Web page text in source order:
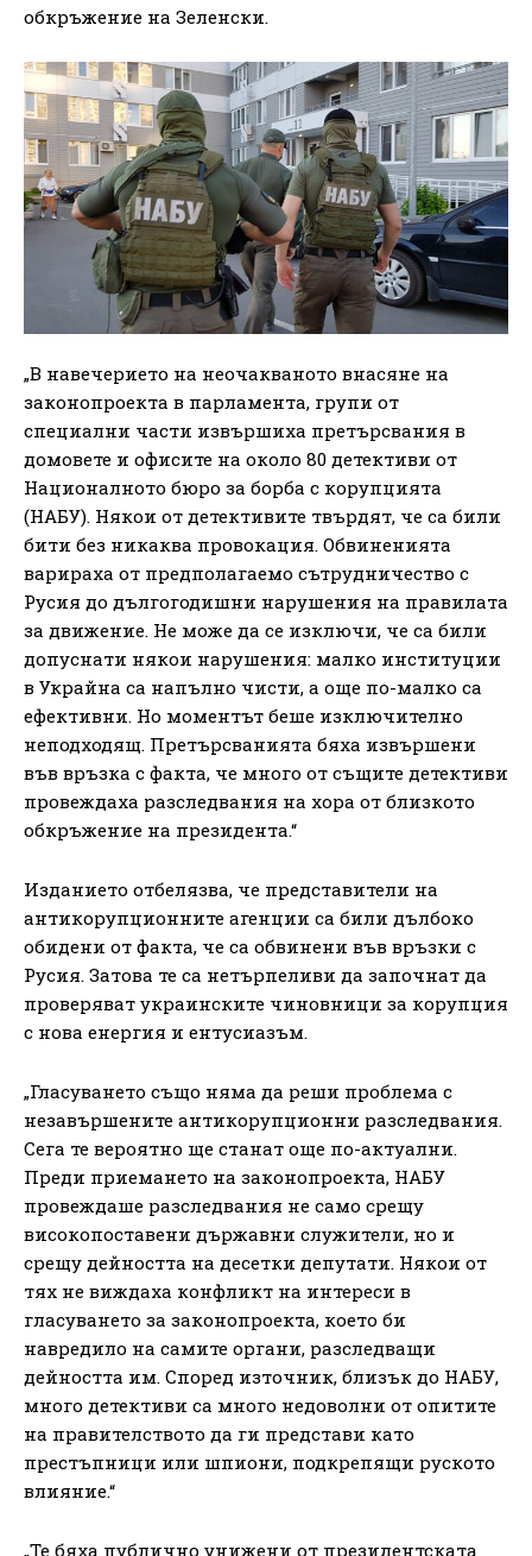
обкръжение на Зеленски.
„В навечерието на неочакваното внасяне на
законопроекта в парламента, групи от
специални части извършиха претърсвания в
домовете и офисите на около 80 детективи от
Националното бюро за борба с корупцията
(НАБУ). Някои от детективите твърдят, че са били
бити без никаква провокация. Обвиненията
варираха от предполагаемо сътрудничество с
Русия до дългогодишни нарушения на правилата
за движение. Не може да се изключи, че са били
допуснати някои нарушения: малко институции
в Украйна са напълно чисти, а още по-малко са
ефективни. Но моментът беше изключително
неподходящ. Претърсванията бяха извършени
във връзка с факта, че много от същите детективи
провеждаха разследвания на хора от близкото
обкръжение на президента.“
Изданието отбелязва, че представители на
антикорупционните агенции са били дълбоко
обидени от факта, че са обвинени във връзки с
Русия. Затова те са нетърпеливи да започнат да
проверяват украинските чиновници за корупция
с нова енергия и ентусиазъм.
„Гласуването също няма да реши проблема с
незавършените антикорупционни разследвания.
Сега те вероятно ще станат още по-актуални.
Преди приемането на законопроекта, НАБУ
провеждаше разследвания не само срещу
високопоставени държавни служители, но и
срещу дейността на десетки депутати. Някои от
тях не виждаха конфликт на интереси в
гласуването за законопроекта, което би
навредило на самите органи, разследващи
дейността им. Според източник, близък до НАБУ,
много детективи са много недоволни от опитите
на правителството да ги представи като
престъпници или шпиони, подкрепящи руското
влияние.“
„Те бяха публично унижени от президентската